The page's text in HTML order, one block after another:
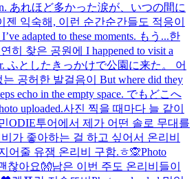
あれほど多かった涙が、いつの間に
익숙해, 이런 순간순간들도 적응이
adapted to these moments. もう...한
히 찾은 공원에 I happened to visit a
ふとしたきっかけで公園に来た。 어
공허한 발걸음이 But where did they
echo in the empty space. でもどこへ
uploaded.사진 찍을 때마다 늘 같이
ODIE투어에서 제가 어떤 솔로 무대를
가 좋아하는 걸 하고 싶어서 온리비
어줄 유잼 온리비 구함.ㅎ🙊Photo
찮아요👐남은 이번 주도 온리비들이